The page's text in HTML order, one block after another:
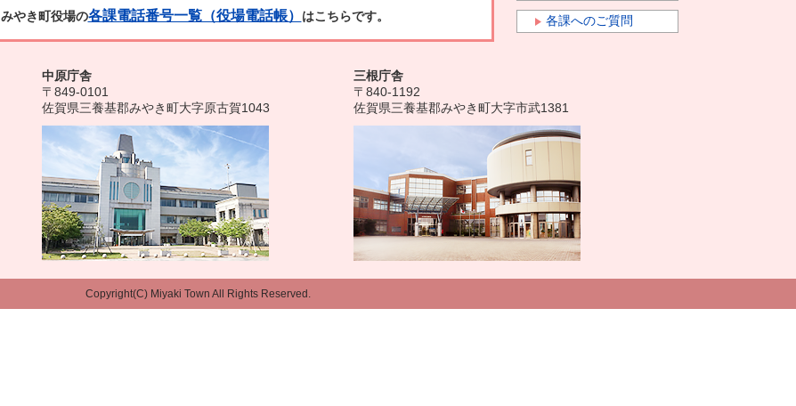
みやき町役場の各課電話番号一覧（役場電話帳） はこちらです。 各課へのご質問
中原庁舎
〒849-0101
佐賀県三養基郡みやき町大字原古賀1043
三根庁舎
〒840-1192
佐賀県三養基郡みやき町大字市武1381
Copyright(C) Miyaki Town All Rights Reserved.